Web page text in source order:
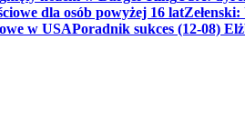
dla osób powyżej 16 lat
w USAPoradnik sukces (12-08)